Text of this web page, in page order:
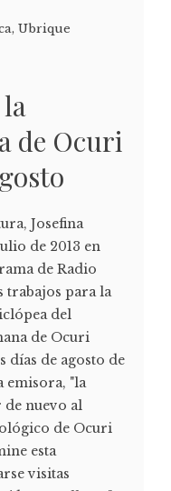
, Ubrique
de Ocuri
Josefina
de 2013 en
de Radio
trabajos para la
del
de Ocuri
días de agosto de
emisora, "la
nuevo al
de Ocuri
esta
visitas